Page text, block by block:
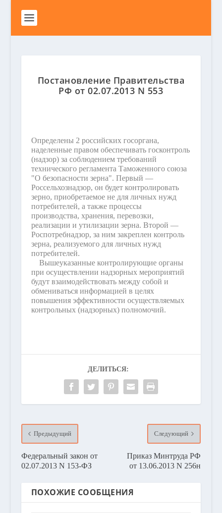
Постановление Правительства
РФ от 02.07.2013 N 553
Определены 2 российских госоргана,
наделенные правом обеспечивать госконтроль
(надзор) за соблюдением требований
технического регламента Таможенного союза
"О безопасности зерна". Первый —
Россельхознадзор, он будет контролировать
зерно, приобретаемое не для личных нужд
потребителей, а также процессы
производства, хранения, перевозки,
реализации и утилизации зерна. Второй —
Роспотребнадзор, за ним закреплен контроль
зерна, реализуемого для личных нужд
потребителей.
Вышеуказанные контролирующие органы
при осуществлении надзорных мероприятий
будут взаимодействовать между собой и
обмениваться информацией в целях
повышения эффективности осуществляемых
контрольных (надзорных) полномочий.
ДЕЛИТЬСЯ:
Предыдущий
Федеральный закон от
02.07.2013 N 153-ФЗ
Следующий
Приказ Минтруда РФ
от 13.06.2013 N 256н
ПОХОЖИЕ СООБЩЕНИЯ